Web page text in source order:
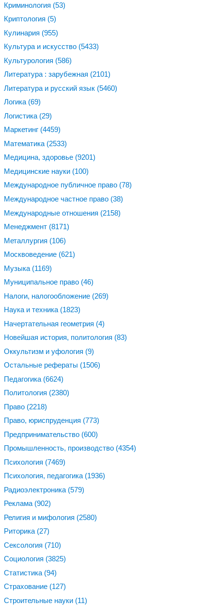
Криминология (53)
Криптология (5)
Кулинария (955)
Культура и искусство (5433)
Культурология (586)
Литература : зарубежная (2101)
Литература и русский язык (5460)
Логика (69)
Логистика (29)
Маркетинг (4459)
Математика (2533)
Медицина, здоровье (9201)
Медицинские науки (100)
Международное публичное право (78)
Международное частное право (38)
Международные отношения (2158)
Менеджмент (8171)
Металлургия (106)
Москвоведение (621)
Музыка (1169)
Муниципальное право (46)
Налоги, налогообложение (269)
Наука и техника (1823)
Начертательная геометрия (4)
Новейшая история, политология (83)
Оккультизм и уфология (9)
Остальные рефераты (1506)
Педагогика (6624)
Политология (2380)
Право (2218)
Право, юриспруденция (773)
Предпринимательство (600)
Промышленность, производство (4354)
Психология (7469)
Психология, педагогика (1936)
Радиоэлектроника (579)
Реклама (902)
Религия и мифология (2580)
Риторика (27)
Сексология (710)
Социология (3825)
Статистика (94)
Страхование (127)
Строительные науки (11)